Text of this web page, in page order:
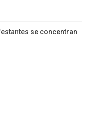
se concentran